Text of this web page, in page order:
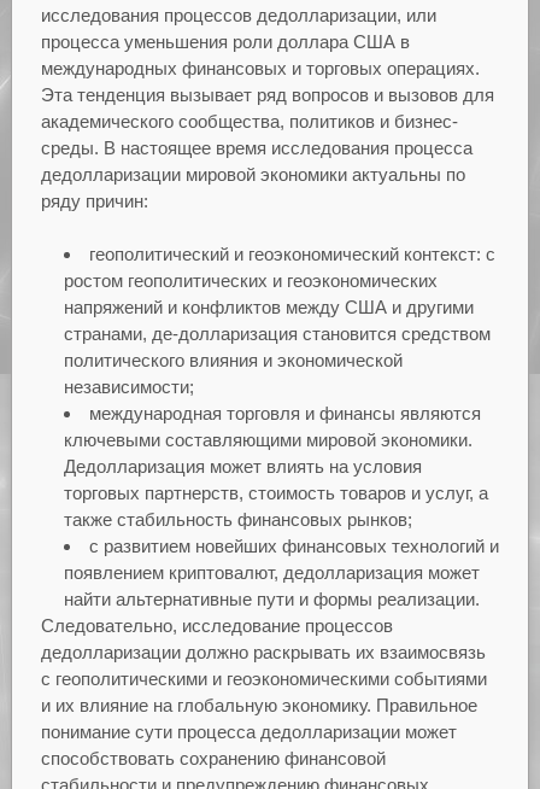
исследования процессов дедолларизации, или
процесса уменьшения роли доллара США в
международных финансовых и торговых операциях.
Эта тенденция вызывает ряд вопросов и вызовов для
академического сообщества, политиков и бизнес-
среды. В настоящее время исследования процесса
дедолларизации мировой экономики актуальны по
ряду причин:
геополитический и геоэкономический контекст: с
ростом геополитических и геоэкономических
напряжений и конфликтов между США и другими
странами, де-долларизация становится средством
политического влияния и экономической
независимости;
международная торговля и финансы являются
ключевыми составляющими мировой экономики.
Дедолларизация может влиять на условия
торговых партнерств, стоимость товаров и услуг, а
также стабильность финансовых рынков;
с развитием новейших финансовых технологий и
появлением криптовалют, дедолларизация может
найти альтернативные пути и формы реализации.
Следовательно, исследование процессов
дедолларизации должно раскрывать их взаимосвязь
с геополитическими и геоэкономическими событиями
и их влияние на глобальную экономику. Правильное
понимание сути процесса дедолларизации может
способствовать сохранению финансовой